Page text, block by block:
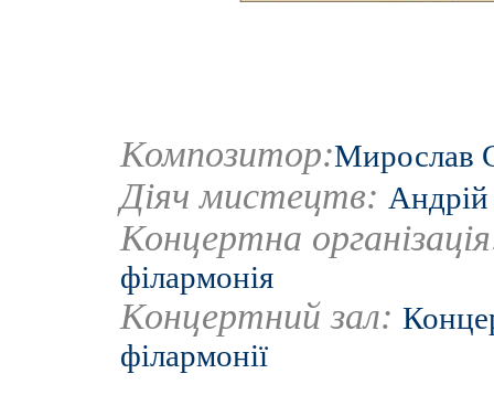
Композитор:Мирослав
Діяч мистецтв:
Концертна
філармонія
Концертний зал:
філармонії